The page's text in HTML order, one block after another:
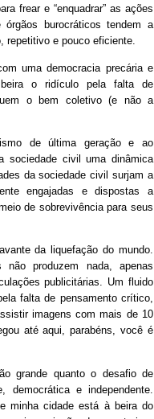
frear e “enquadrar” as ações
burocráticos tendem a
repetitivo e pouco eficiente.
uma democracia precária e
beira o ridículo pela falta de
o bem coletivo (e não a
de última geração e ao
sociedade civil uma dinâmica
da sociedade civil surjam a
engajadas e dispostas a
de sobrevivência para seus
da liquefação do mundo.
produzem nada, apenas
publicitárias. Um fluido
falta de pensamento crítico,
imagens com mais de 10
até aqui, parabéns, você é
grande quanto o desafio de
e independente.
minha cidade está à beira do